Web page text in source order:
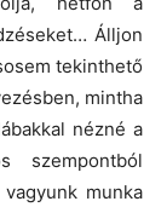
Álljon
tekinthető
mintha
nézné a
szempontból
munka